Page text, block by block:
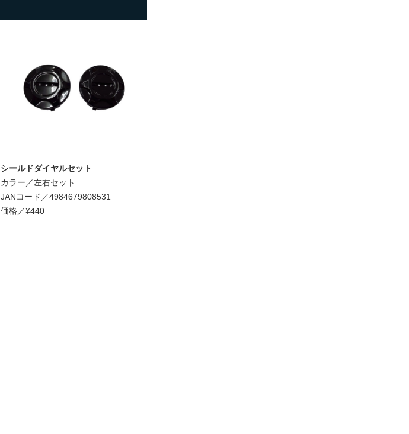
シールドダイヤルセット
カラー／左右セット
JANコード／4984679808531
価格／¥440